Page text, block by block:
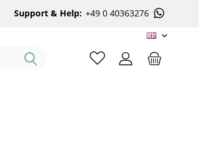
Support & Help: +49 0 40363276
EN